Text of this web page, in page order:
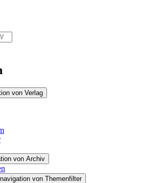
von Verlag
von Archiv
von Themenfilter